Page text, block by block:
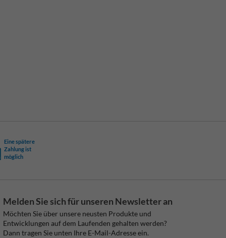
Eine spätere
Zahlung ist
möglich
Melden Sie sich für unseren Newsletter an
Möchten Sie über unsere neusten Produkte und
Entwicklungen auf dem Laufenden gehalten werden?
Dann tragen Sie unten Ihre E-Mail-Adresse ein.